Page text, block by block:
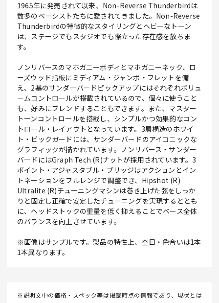
1965年に発売されて以来、Non-Reverse Thunderbirdは
数多のベーシストたちに愛されてきました。Non-Reverse
Thunderbirdの特徴的なスタイリングとヘビーなトーン
は、ステージでもスタジオでも際立った存在感を放ちま
す。
ノンリバースのマホガニーボディとマホガニーネック、ロ
ーズウッド指板にミディアム・ジャンボ・フレットを備
え、2基のサンダーバードピックアップにはそれぞれボリュ
ームコントロールが搭載されているので、個々に使うこと
も、好みにブレンドすることもできます。また、マスター
トーンコントロールを搭載し、シンプルかつ効果的なコン
トロール・レイアウトとなっています。3層構造のホワイ
ト・ピックガードには、サンダーバードのアイコニックな
グラフィックが描かれています。ノンリバース・サンダー
バードにはGraph Tech (R)ナットが採用されています。3
ポイント・アジャスタブル・ブリッジはアクションとイン
トネーションをフルレンジで調整でき、Hipshot (R)
Ultralite (R)チューニングマシンは巻き上げた弦をしっか
りと固定し正確で安定したチューニングを実現するととも
に、ヘッドストックの重量を低く抑えることでベース全体
のバランスを向上させています。
※画像はサンプルです。製品の特性上、杢目・色合いは1本
1本異なります。
※説明文中の価格・スペック等は掲載時点の情報であり、現状とは